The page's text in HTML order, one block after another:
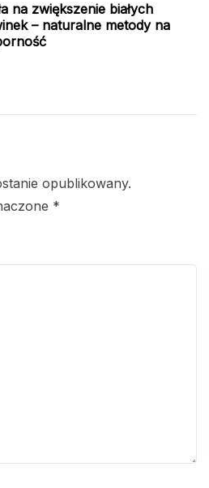
na zwiększenie białych
– naturalne metody na
opublikowany.
*